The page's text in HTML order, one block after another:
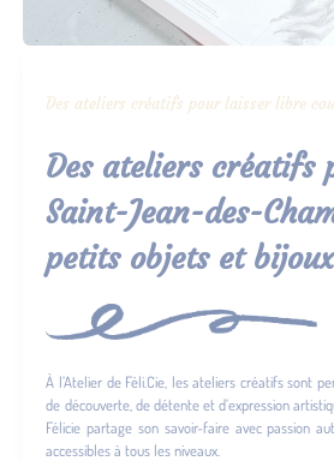
Des ateliers créatifs pour laisser libre
Des ateliers créatifs
Saint-Jean-des-
petits objets et
À l’Atelier de Féli.Cie, les ateliers créatifs sont
de découverte, de détente et d’expression
Félicie partage son savoir-faire avec passion
accessibles à tous les niveaux.